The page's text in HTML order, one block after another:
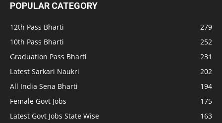
POPULAR CATEGORY
12th Pass Bharti
279
10th Pass Bharti
252
Graduation Pass Bharti
231
Latest Sarkari Naukri
202
All India Sena Bharti
194
Female Govt Jobs
175
Latest Govt Jobs State Wise
163